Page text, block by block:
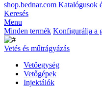
shop.bednar.com Katalógusok
Keresés
Menu
Minden termék Konfigurálja a
Vetés és műtrágyázás
Vetőegység
Vetőgépek
Injektálók